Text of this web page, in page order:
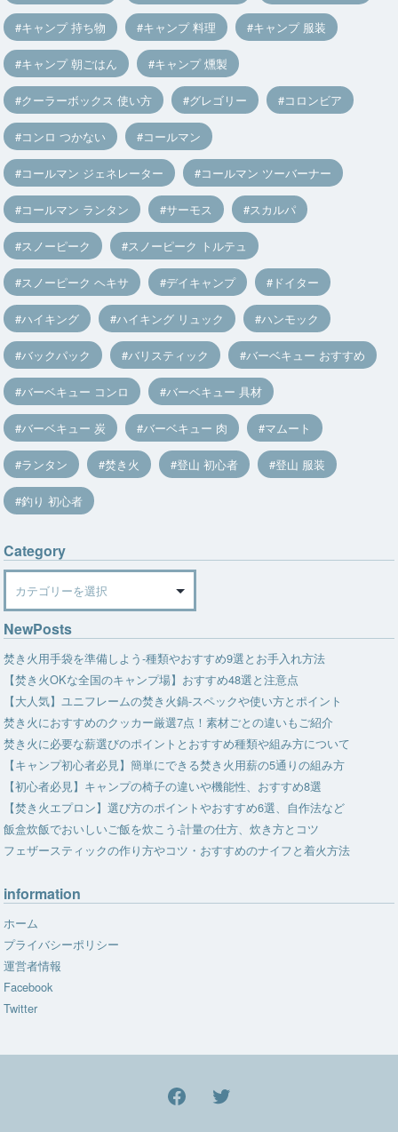
キャンプ 持ち物 キャンプ 料理 キャンプ 服装
キャンプ 朝ごはん キャンプ 燻製
クーラーボックス 使い方 グレゴリー コロンビア
コンロ つかない コールマン
コールマン ジェネレーター コールマン ツーバーナー
コールマン ランタン サーモス スカルパ
スノーピーク スノーピーク トルテュ
スノーピーク ヘキサ デイキャンプ ドイター
ハイキング ハイキング リュック ハンモック
バックパック バリスティック バーベキュー おすすめ
バーベキュー コンロ バーベキュー 具材
バーベキュー 炭 バーベキュー 肉 マムート
ランタン 焚き火 登山 初心者 登山 服装
釣り 初心者
Category
NewPosts
焚き火用手袋を準備しよう-種類やおすすめ9選とお手入れ方法
【焚き火OKな全国のキャンプ場】おすすめ48選と注意点
【大人気】ユニフレームの焚き火鍋-スペックや使い方とポイント
焚き火におすすめのクッカー厳選7点！素材ごとの違いもご紹介
焚き火に必要な薪選びのポイントとおすすめ種類や組み方について
【キャンプ初心者必見】簡単にできる焚き火用薪の5通りの組み方
【初心者必見】キャンプの椅子の違いや機能性、おすすめ8選
【焚き火エプロン】選び方のポイントやおすすめ6選、自作法など
飯盒炊飯でおいしいご飯を炊こう-計量の仕方、炊き方とコツ
フェザースティックの作り方やコツ・おすすめのナイフと着火方法
information
ホーム
プライバシーポリシー
運営者情報
Facebook
Twitter
facebook